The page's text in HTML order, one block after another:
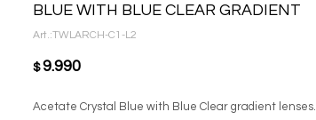
BLUE WITH BLUE CLEAR GRADIENT
TWLARCH-C1-L2
$ 9.990
Acetate Crystal Blue with Blue Clear gradient lenses.